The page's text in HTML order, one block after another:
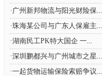
·广州新邦物流与阳光财险保...
·珠海某公司与广东人保雇主...
·湖南民工PK特大国企 一...
·深圳鹏都兴与广州城市之星...
·一起货物运输保险索赔争议...